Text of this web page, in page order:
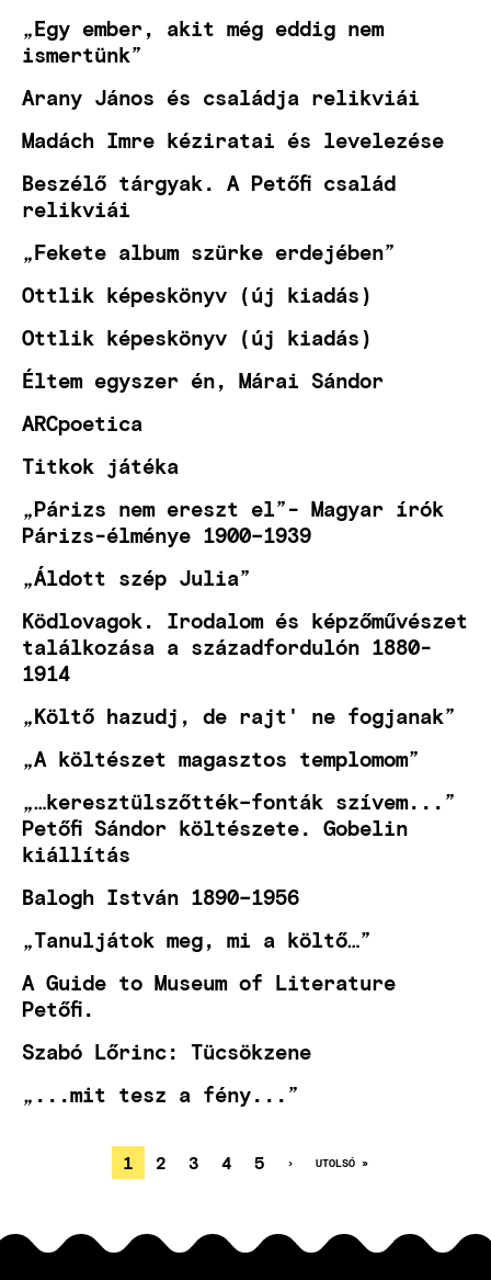
„Egy ember, akit még eddig nem
ismertünk”
Arany János és családja relikviái
Madách Imre kéziratai és levelezése
Beszélő tárgyak. A Petőfi család
relikviái
„Fekete album szürke erdejében”
Ottlik képeskönyv (új kiadás)
Ottlik képeskönyv (új kiadás)
Éltem egyszer én, Márai Sándor
ARCpoetica
Titkok játéka
„Párizs nem ereszt el”- Magyar írók
Párizs-élménye 1900–1939
„Áldott szép Julia”
Ködlovagok. Irodalom és képzőművészet
találkozása a századfordulón 1880-
1914
„Költő hazudj, de rajt' ne fogjanak”
„A költészet magasztos templomom”
„…keresztülszőtték–fonták szívem...”
Petőfi Sándor költészete. Gobelin
kiállítás
Balogh István 1890–1956
„Tanuljátok meg, mi a költő…”
A Guide to Museum of Literature
Petőfi.
Szabó Lőrinc: Tücsökzene
„...mit tesz a fény...”
OLDALSZÁMOZÁS
JELENLEGI
OLDAL
1 OLDAL
2 OLDAL
3 OLDAL
4 OLDAL
5
KÖVETKEZŐ
›
UTOLSÓ
UTOLSÓ »